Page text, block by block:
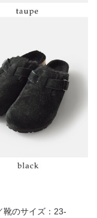
のサイズ：23-